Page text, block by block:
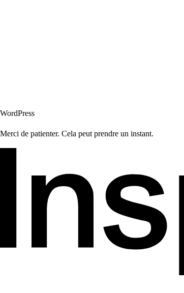
WordPress
Merci de patienter. Cela peut prendre un instant.